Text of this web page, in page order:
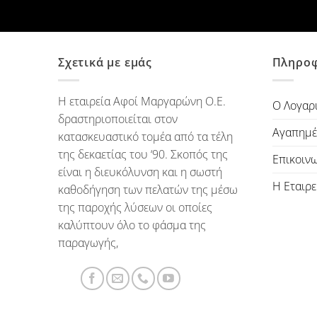
Σχετικά με εμάς
Η εταιρεία Αφοί Μαργαρώνη Ο.Ε.
δραστηριοποιείται στον
κατασκευαστικό τομέα από τα τέλη
της δεκαετίας του ‘90. Σκοπός της
είναι η διευκόλυνση και η σωστή
καθοδήγηση των πελατών της μέσω
της παροχής λύσεων οι οποίες
καλύπτουν όλο το φάσμα της
παραγωγής,
Ο
Η